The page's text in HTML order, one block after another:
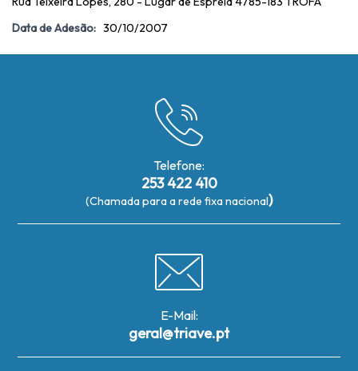
Data de Adesão: 30/10/2007
Telefone:
253 422 410
(Chamada para a rede fixa nacional)
E-Mail:
geral@triave.pt